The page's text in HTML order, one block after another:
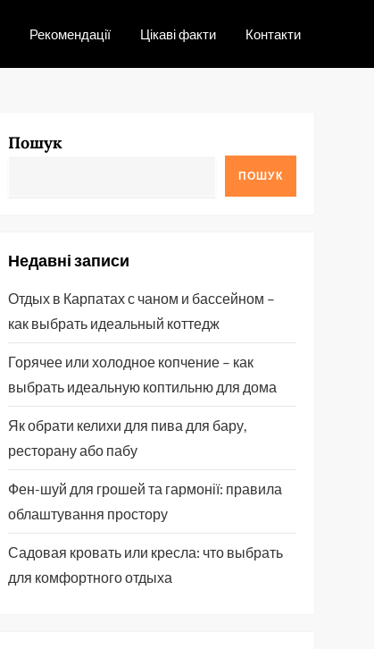
Рекомендації Цікаві факти Контакти
Пошук
ПОШУК
Недавні записи
Отдых в Карпатах с чаном и бассейном –
как выбрать идеальный коттедж
Горячее или холодное копчение – как
выбрать идеальную коптильню для дома
Як обрати келихи для пива для бару,
ресторану або пабу
Фен-шуй для грошей та гармонії: правила
облаштування простору
Садовая кровать или кресла: что выбрать
для комфортного отдыха